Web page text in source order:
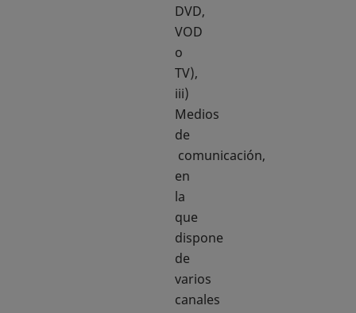
DVD,
VOD
o
TV),
iii)
Medios
de
comunicación,
en
la
que
dispone
de
varios
canales